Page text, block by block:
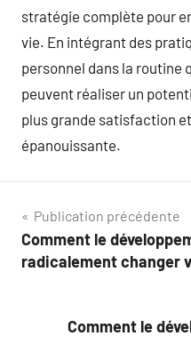
stratégie complète pour
vie. En intégrant des
personnel dans la routine
peuvent réaliser un
plus grande satisfaction
épanouissante.
Navigation
de
Publication précédente
Comment le
radicalement changer
Comment le